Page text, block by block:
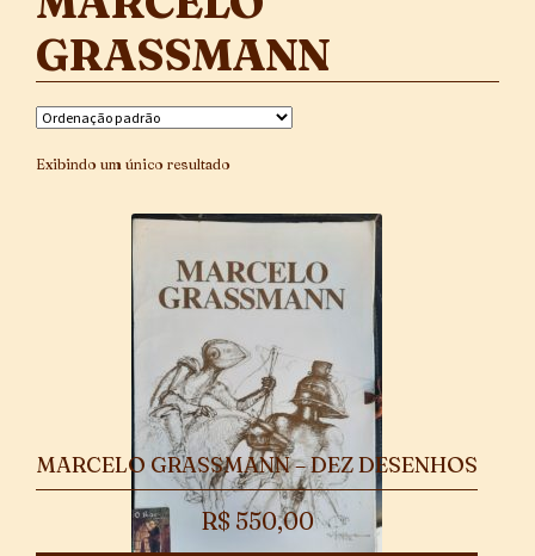
CONTATO
GRASSMANN
Exibindo um único resultado
MARCELO GRASSMANN – DEZ DESENHOS
R$ 550,00